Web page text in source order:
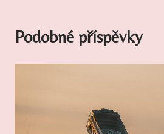
Podobné příspěvky